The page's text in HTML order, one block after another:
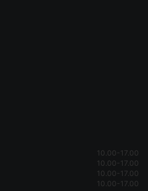
10.00-17.00
10.00-17.00
10.00-17.00
10.00-17.00